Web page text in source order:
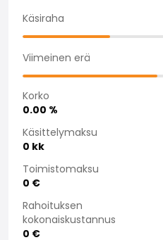
Saka Select
Yritys
Saka Finland Oy
Hallinto
Ostotiimi
Yhteydenotto
Rekrytointi
Laskutustiedot
Medialle
Kokemuksia Sakasta
Reklamaatiot
Käsiraha
Viimeinen erä
Korko
0.00 %
Käsittelymaksu
0 kk
Toimistomaksu
0 €
Rahoituksen
kokonaiskustannus
0 €